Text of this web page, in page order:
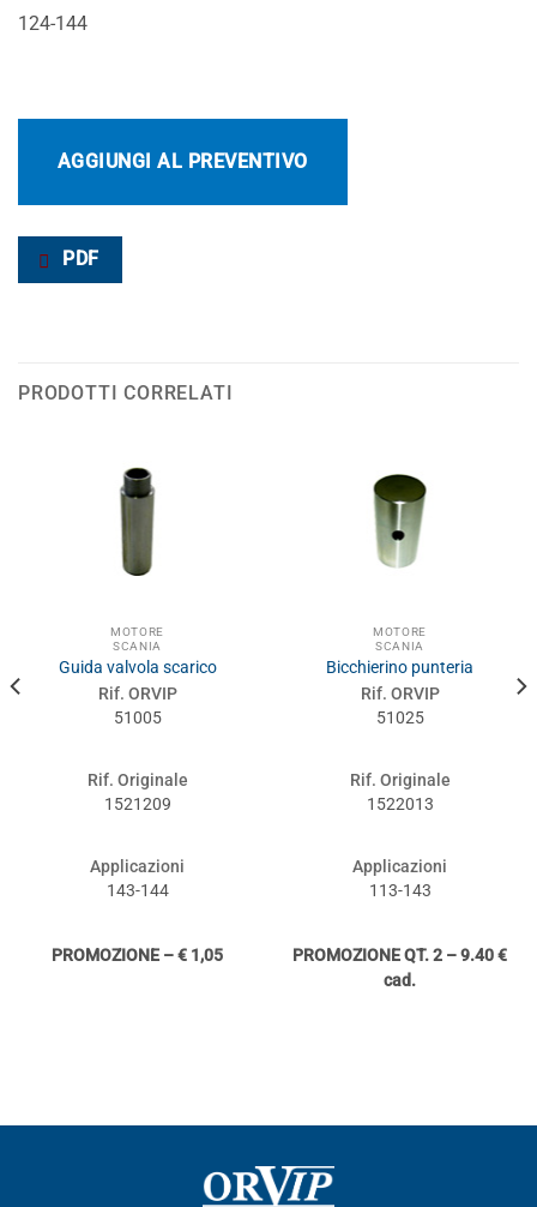
124-144
AGGIUNGI AL PREVENTIVO
PDF
PRODOTTI CORRELATI
MOTORE
SCANIA
Guida valvola scarico
Rif. ORVIP
51005
Rif. Originale
1521209
Applicazioni
143-144
PROMOZIONE – € 1,05
MOTORE
SCANIA
Bicchierino punteria
Rif. ORVIP
51025
Rif. Originale
1522013
Applicazioni
113-143
PROMOZIONE QT. 2 – 9.40 €
cad.